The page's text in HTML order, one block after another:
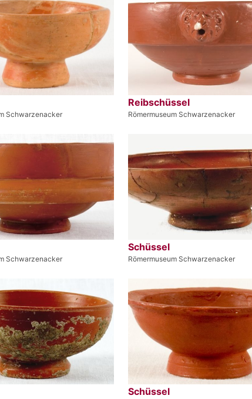
Schwarzenacker
Reibschüssel
Römermuseum Schwarzenacker
Schwarzenacker
Schüssel
Römermuseum Schwarzenacker
Schüssel